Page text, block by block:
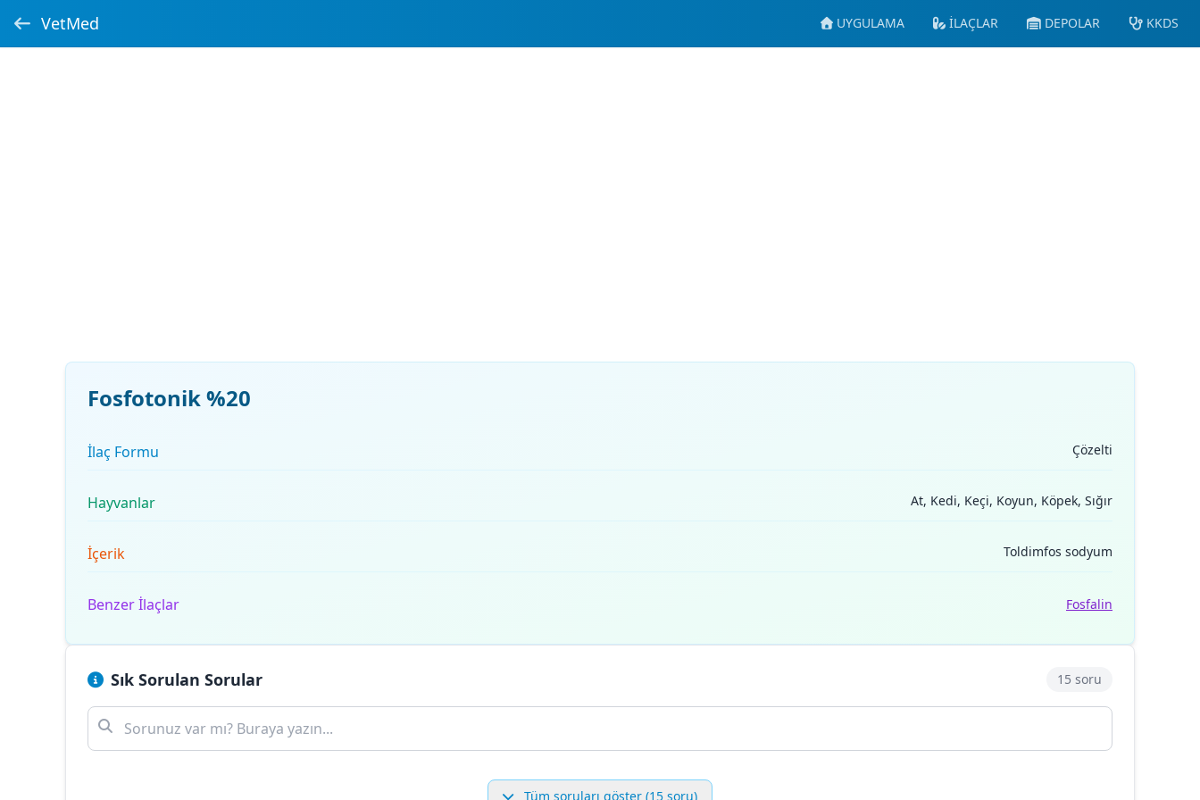
VetMed UYGULAMA İLAÇLAR DEPOLAR KKDS
Fosfotonik %20
İlaç Formu Çözelti
Hayvanlar At, Kedi, Keçi, Koyun, Köpek, Sığır
İçerik Toldimfos sodyum
Benzer İlaçlar Fosfalin
Sık Sorulan Sorular 15 soru
Tüm soruları göster (15 soru)